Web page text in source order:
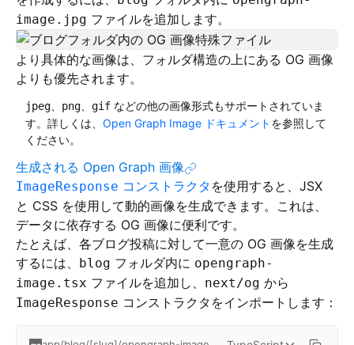
image.jpg ファイルを追加します。
より具体的な画像は、フォルダ構造の上にある OG 画像
よりも優先されます。
jpeg png gif などの他の画像形式もサポートされていま
す。詳しくは、 Open Graph Image ドキュメント を参照して
ください。
生成される Open Graph 画像
ImageResponse コンストラクタ を使用すると、JSX
と CSS を使用して動的画像を生成できます。これは、
データに依存する OG 画像に便利です。
たとえば、各ブログ投稿に対して一意の OG 画像を生成
するには、 blog フォルダ内に opengraph-
image.tsx ファイルを追加し、 next/og から
ImageResponse コンストラクタをインポートします：